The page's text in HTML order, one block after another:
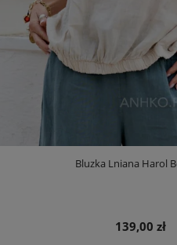
Bluzka Lniana Harol
139,00 zł